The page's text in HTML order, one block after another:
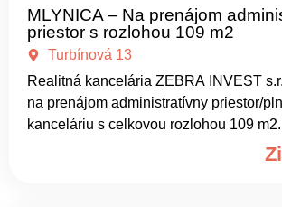
MLYNICA – Na prenájom
priestor s rozlohou 109 m2
Turbínová 13
Realitná kancelária ZEBRA INVEST
na prenájom administratívny priestor/
kanceláriu s celkovou rozlohou 109
prenájmu máte k dispozícii kancelársky